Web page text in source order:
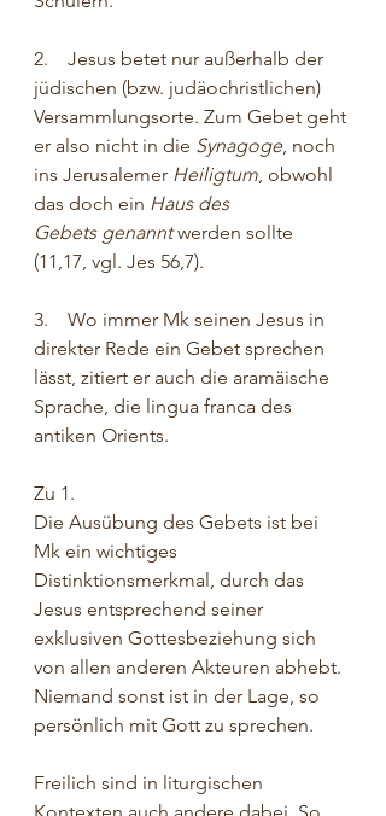
2.    Jesus betet nur außerhalb der
jüdischen (bzw. judäochristlichen)
Versammlungsorte. Zum Gebet geht
er also nicht in die Synagoge, noch
ins Jerusalemer Heiligtum, obwohl
das doch ein Haus des
Gebets genannt werden sollte
(11,17, vgl. Jes 56,7).
3.    Wo immer Mk seinen Jesus in
direkter Rede ein Gebet sprechen
lässt, zitiert er auch die aramäische
Sprache, die lingua franca des
antiken Orients.
Zu 1.
Die Ausübung des Gebets ist bei
Mk ein wichtiges
Distinktionsmerkmal, durch das
Jesus entsprechend seiner
exklusiven Gottesbeziehung sich
von allen anderen Akteuren abhebt.
Niemand sonst ist in der Lage, so
persönlich mit Gott zu sprechen.
Freilich sind in liturgischen